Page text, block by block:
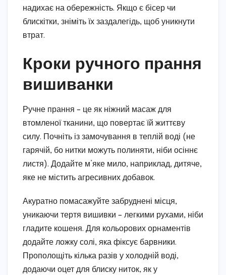
надихає на обережність. Якщо є бісер чи
блискітки, зніміть їх заздалегідь, щоб уникнути
втрат.
Кроки ручного прання
вишиванки
Ручне прання – це як ніжний масаж для
втомленої тканини, що повертає їй життєву
силу. Почніть із замочування в теплій воді (не
гарячій, бо нитки можуть полиняти, ніби осіннє
листя). Додайте м’яке мило, наприклад, дитяче,
яке не містить агресивних добавок.
Акуратно помасажуйте забруднені місця,
уникаючи тертя вишивки – легкими рухами, ніби
гладите кошеня. Для кольорових орнаментів
додайте ложку солі, яка фіксує барвники.
Прополощіть кілька разів у холодній воді,
додаючи оцет для блиску ниток, як у